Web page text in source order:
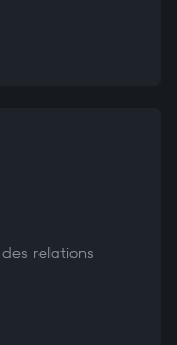
relations